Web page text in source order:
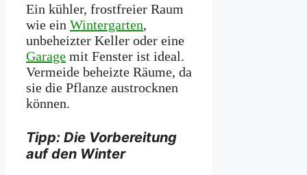
Ein kühler, frostfreier Raum
wie ein Wintergarten,
unbeheizter Keller oder eine
Garage mit Fenster ist ideal.
Vermeide beheizte Räume, da
sie die Pflanze austrocknen
können.
Tipp: Die Vorbereitung
auf den Winter